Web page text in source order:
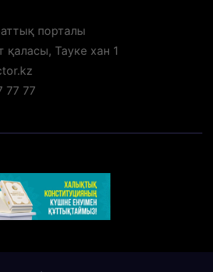
порталы
Тауке хан 1
77 77